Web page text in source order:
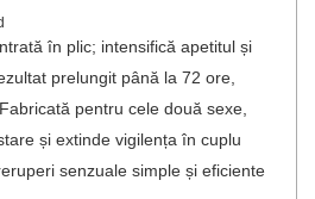
în plic; intensifică apetitul și
prelungit până la 72 ore,
pentru cele două sexe,
și extinde vigilența în cuplu
senzuale simple și eficiente